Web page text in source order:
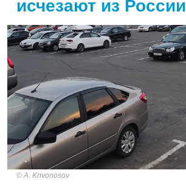
исчезают из России
A. Krivonosov